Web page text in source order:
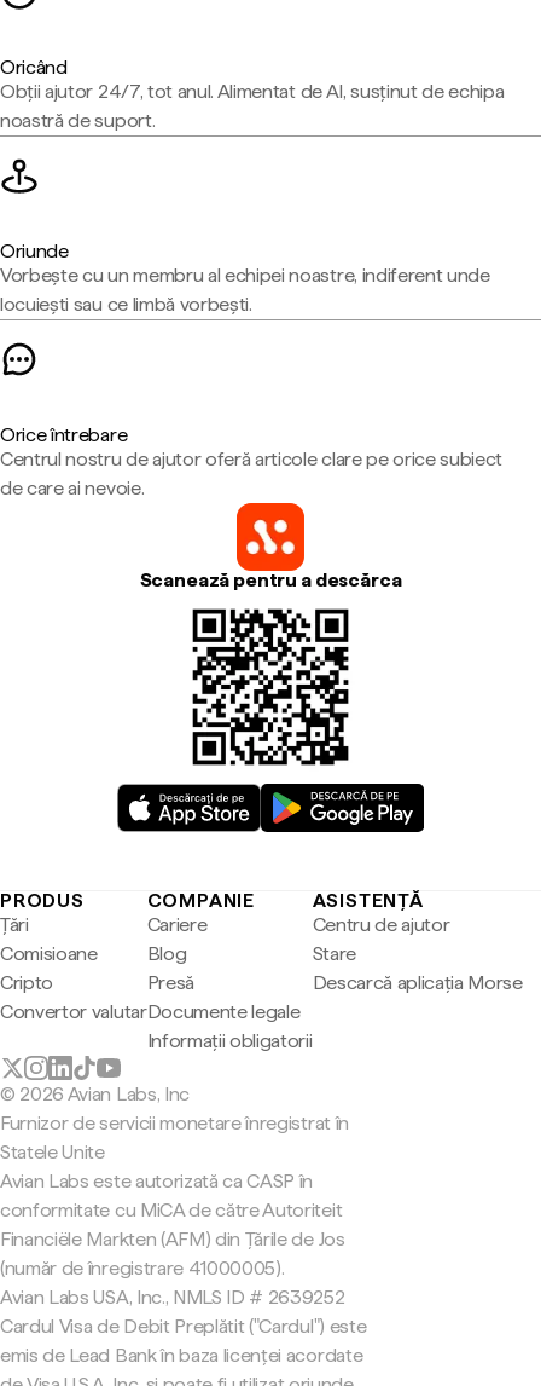
Oricând
Obții ajutor 24/7, tot anul. Alimentat de AI, susținut de echipa
noastră de suport.
Oriunde
Vorbește cu un membru al echipei noastre, indiferent unde
locuiești sau ce limbă vorbești.
Orice întrebare
Centrul nostru de ajutor oferă articole clare pe orice subiect
de care ai nevoie.
Scanează pentru a descărca
PRODUS
Țări
Comisioane
Cripto
Convertor valutar
COMPANIE
Cariere
Blog
Presă
Documente legale
Informații obligatorii
ASISTENȚĂ
Centru de ajutor
Stare
Descarcă aplicația Morse
© 2026 Avian Labs, Inc
Furnizor de servicii monetare înregistrat în
Statele Unite
Avian Labs este autorizată ca CASP în
conformitate cu MiCA de către Autoriteit
Financiële Markten (AFM) din Țările de Jos
(număr de înregistrare 41000005).
Avian Labs USA, Inc., NMLS ID # 2639252
Cardul Visa de Debit Preplătit ("Cardul") este
emis de Lead Bank în baza licenței acordate